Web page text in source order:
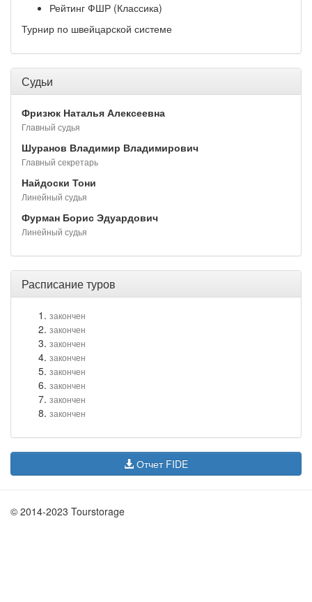
Рейтинг ФШР (Классика)
Турнир по швейцарской системе
Судьи
Фризюк Наталья Алексеевна
Главный судья
Шуранов Владимир Владимирович
Главный секретарь
Найдоски Тони
Линейный судья
Фурман Борис Эдуардович
Линейный судья
Расписание туров
закончен
закончен
закончен
закончен
закончен
закончен
закончен
закончен
Отчет FIDE
© 2014-2023 Tourstorage